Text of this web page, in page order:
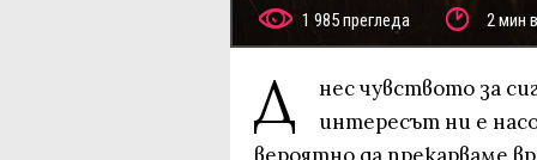
1 985 прегледа 2 мин
Д
нес чувството за
интересът ни е